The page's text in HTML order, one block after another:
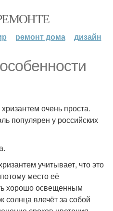
ремонт дома дизайн
очень проста.
популярен у российских
учитывает, что это
место её
хорошо освещенным
солнца влечёт за собой